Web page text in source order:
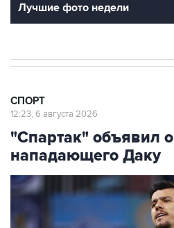
Лучшие фото недели
СПОРТ
12:23, 6 августа 2026
"Спартак" объявил
нападающего Даку